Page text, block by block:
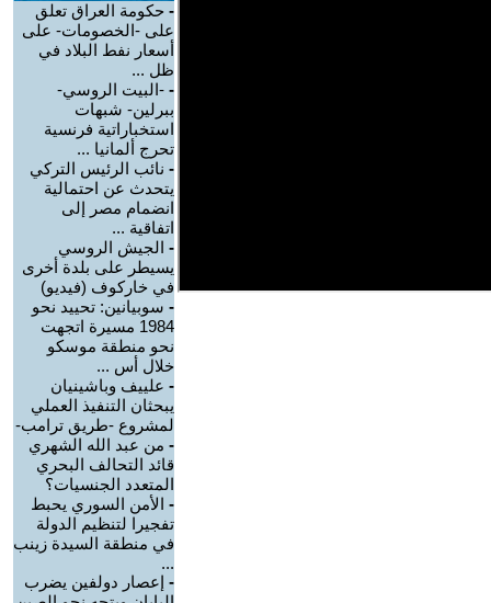
- حكومة العراق تعلق
على -الخصومات- على
أسعار نفط البلاد في
ظل ...
- -البيت الروسي-
ببرلين- شبهات
استخباراتية فرنسية
تحرج ألمانيا ...
- نائب الرئيس التركي
يتحدث عن احتمالية
انضمام مصر إلى
اتفاقية ...
- الجيش الروسي
يسيطر على بلدة أخرى
في خاركوف (فيديو)
- سوبيانين: تحييد نحو
1984 مسيرة اتجهت
نحو منطقة موسكو
خلال أس ...
- علييف وباشينيان
يبحثان التنفيذ العملي
لمشروع -طريق ترامب-
- من عبد الله الشهري
قائد التحالف البحري
المتعدد الجنسيات؟
- الأمن السوري يحبط
تفجيرا لتنظيم الدولة
في منطقة السيدة زينب
...
- إعصار دولفين يضرب